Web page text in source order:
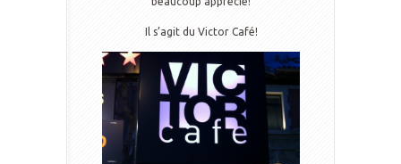
Il s’agit du Victor Café!